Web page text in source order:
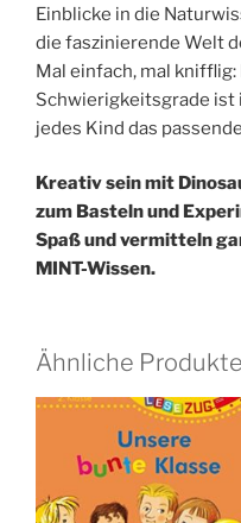
Einblicke in die
die faszinierende Welt
Mal einfach, mal
Schwierigkeitsgrade
jedes Kind das
Kreativ sein mit
zum Basteln und
Spaß und vermitteln
MINT-Wissen.
Ähnliche Produkte